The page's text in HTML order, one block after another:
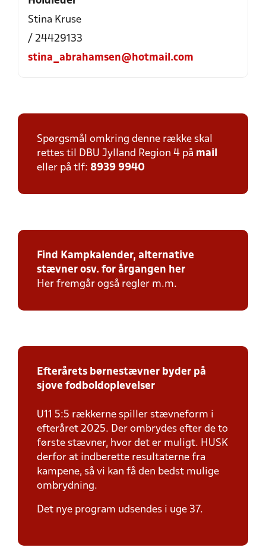
Stina Kruse
/ 24429133
stina_abrahamsen@hotmail.com
Spørgsmål omkring denne række skal
rettes til DBU Jylland Region 4 på mail
eller på tlf: 8939 9940
Find Kampkalender, alternative
stævner osv. for årgangen her
Her fremgår også regler m.m.
Efterårets børnestævner byder på
sjove fodboldoplevelser
U11 5:5 rækkerne spiller stævneform i
efteråret 2025. Der ombrydes efter de to
første stævner, hvor det er muligt. HUSK
derfor at indberette resultaterne fra
kampene, så vi kan få den bedst mulige
ombrydning.
Det nye program udsendes i uge 37.